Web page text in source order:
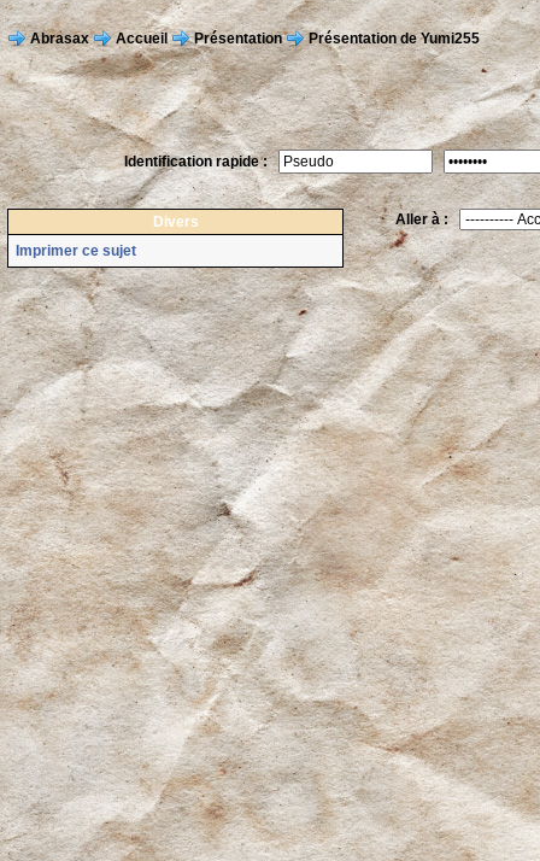
Abrasax Accueil Présentation Présentation de Yumi255
Identification rapide :
Divers
Imprimer ce sujet
Aller à :